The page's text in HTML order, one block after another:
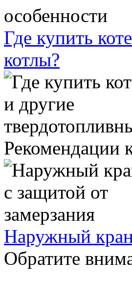
Где купить
котлы?
Рекомендации
Наружный
Обратите